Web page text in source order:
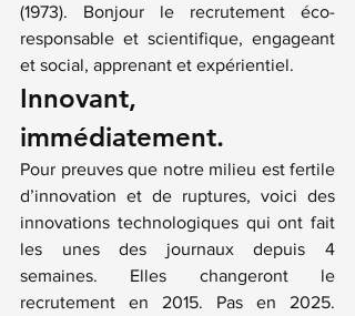
(1973). Bonjour le recrutement éco-
responsable et scientifique, engageant
et social, apprenant et expérientiel.
Innovant,
immédiatement.
Pour preuves que notre milieu est fertile
d’innovation et de ruptures, voici des
innovations technologiques qui ont fait
les unes des journaux depuis 4
semaines. Elles changeront le
recrutement en 2015. Pas en 2025.